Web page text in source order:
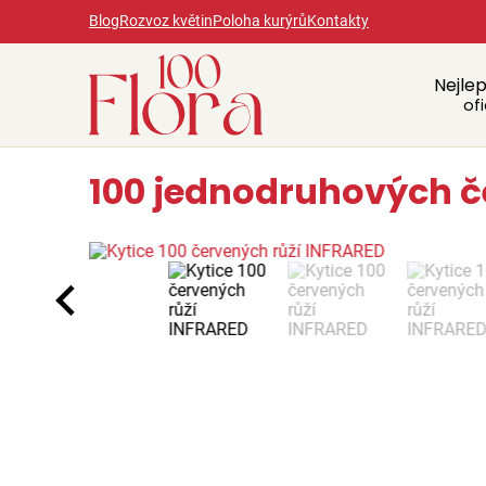
BlogRozvoz květinPoloha kurýrůKontakty
100 jednodruhových